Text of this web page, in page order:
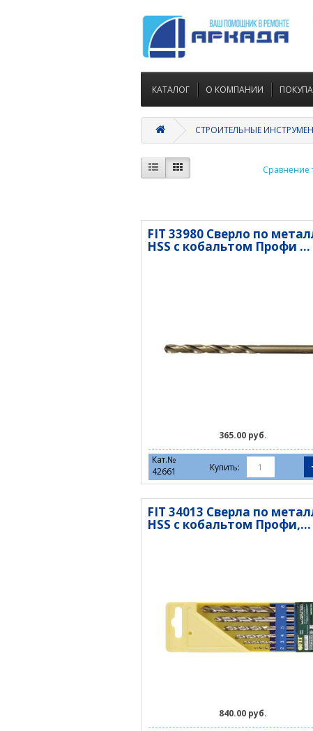
КАТАЛОГ О КОМПАНИИ
СТРОИТЕЛЬНЫЕ
Сравнение
FIT 33980 Сверло по
HSS с кобальтом Профи ...
365.00 руб.
Кат.№
42661
Купить:
FIT 34013 Сверла по
HSS с кобальтом Профи,...
840.00 руб.